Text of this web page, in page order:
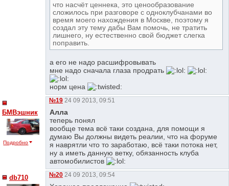
что насчёт ценнека, это ценообразование
сложилось при разговоре с одноклубчанами во
время моего нахождения в Москве, поэтому я
создал эту тему дабы Вам помочь, не тратить
лишнего, ну естественно свой бюджет слегка
поправить.
а его не надо расшифровывать
мне надо сначала глаза продрать
норм цена
БМВэшник
Подробно
№19 24 09 2013, 09:51
Алла
теперь понял
вообще тема всё таки создана, для помощи я
думаю Вы должны видеть реалии, что на форуме
я наврятли что то заработаю, всё таки потока нет,
ну а иметь данную ветку, обязанность клуба
автомобилистов
db710 №20 24 09 2013, 09:54